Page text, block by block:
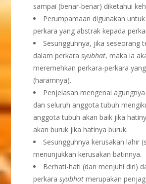
sampai (benar-benar) diketahui
Perumpamaan digunakan
perkara yang abstrak kepada
Sesungguhnya, jika seseorang
dalam perkarasyubhat, maka ia
meremehkan perkara-perkara
(haramnya).
Penjelasan mengenai
dan seluruh anggota tubuh
anggota tubuh akan baik jika
akan buruk jika hatinya buruk.
Sesungguhnya kerusakan lahir
menunjukkan kerusakan batinnya.
Berhati-hati (dan menjuhi diri)
perkarasyubhat merupakan